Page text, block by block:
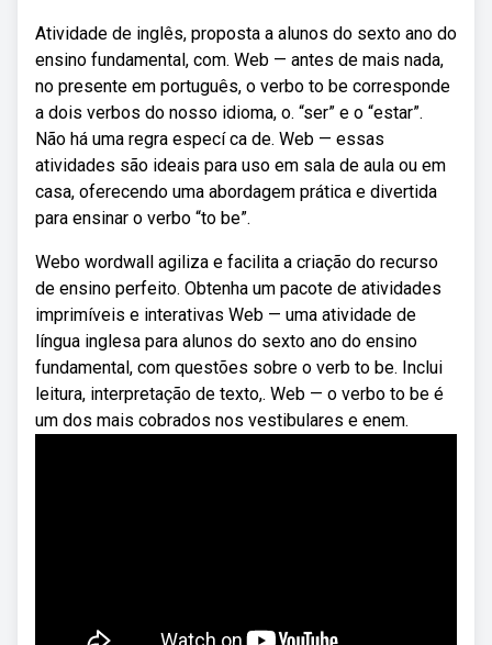
Atividade de inglês, proposta a alunos do sexto ano do
ensino fundamental, com. Web — antes de mais nada,
no presente em português, o verbo to be corresponde
a dois verbos do nosso idioma, o. “ser” e o “estar”.
Não há uma regra especí ca de. Web — essas
atividades são ideais para uso em sala de aula ou em
casa, oferecendo uma abordagem prática e divertida
para ensinar o verbo “to be”.
Webo wordwall agiliza e facilita a criação do recurso
de ensino perfeito. Obtenha um pacote de atividades
imprimíveis e interativas Web — uma atividade de
língua inglesa para alunos do sexto ano do ensino
fundamental, com questões sobre o verb to be. Inclui
leitura, interpretação de texto,. Web — o verbo to be é
um dos mais cobrados nos vestibulares e enem.